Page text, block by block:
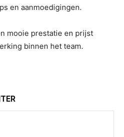
en aanmoedigingen.
mooie prestatie en prijst
binnen het team.